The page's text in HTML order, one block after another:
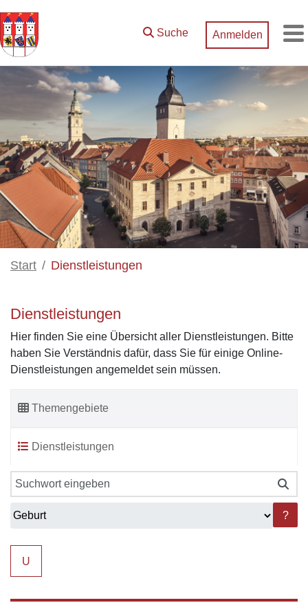
Zum Hauptinhalt springen
Suche
Anmelden
Start Dienstleistungen
Dienstleistungen
Hier finden Sie eine Übersicht aller Dienstleistungen. Bitte
haben Sie Verständnis dafür, dass Sie für einige Online-
Dienstleistungen angemeldet sein müssen.
Themengebiete
Dienstleistungen
?
U